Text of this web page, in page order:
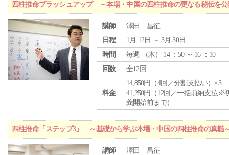
四柱推命ブラッシュアップ ～本場・中国の四柱推命の更なる秘伝を
講師
澤田 昌征
日程
1月 12日 ～ 3月 30日
時間
毎週 （木） 14 ：50 ～ 16 ：10
回数
全12回
料金
14,850円（4回／分割支払い）×3
41,250円（12回／一括前納支払※
義開始前まで）
四柱推命「ステップ3」 ～基礎から学ぶ本場・中国の四柱推命の真髄
講師
澤田 昌征